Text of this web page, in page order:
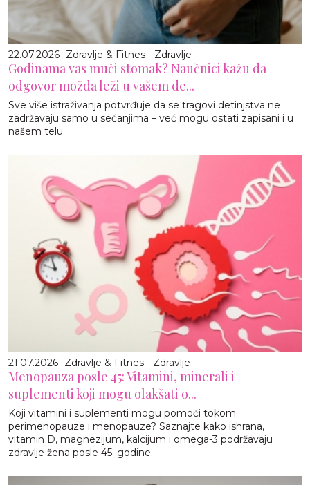
22.07.2026 Zdravlje & Fitnes - Zdravlje
Godinama vas muči stomak? Naučnici kažu da
odgovor možda leži u vašem de...
Sve više istraživanja potvrđuje da se tragovi detinjstva ne
zadržavaju samo u sećanjima – već mogu ostati zapisani i u
našem telu.
21.07.2026 Zdravlje & Fitnes - Zdravlje
Menopauza posle 45: Vitamini, minerali i
suplementi koji mogu olakšati o...
Koji vitamini i suplementi mogu pomoći tokom
perimenopauze i menopauze? Saznajte kako ishrana,
vitamin D, magnezijum, kalcijum i omega-3 podržavaju
zdravlje žena posle 45. godine.